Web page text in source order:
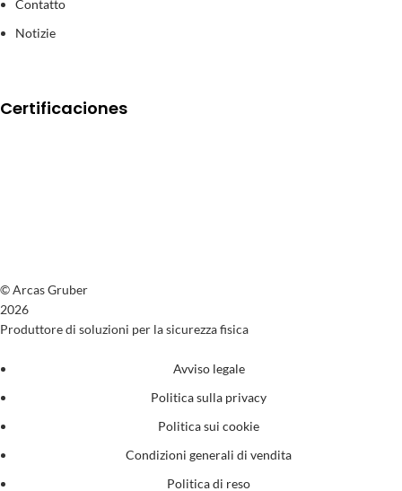
Contatto
Notizie
Certificaciones
© Arcas Gruber
2026
Produttore di soluzioni per la sicurezza fisica
Avviso legale
Politica sulla privacy
Politica sui cookie
Condizioni generali di vendita
Politica di reso